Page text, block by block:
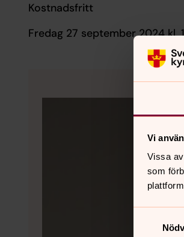
Vi
Vissa
som
Kostnadsfritt
Fredag 27 september 2024 kl.